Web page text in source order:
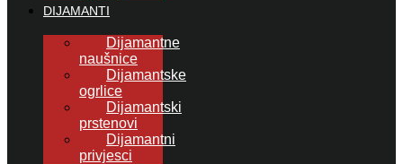
DIJAMANTI
Dijamantne
naušnice
Dijamantske
ogrlice
Dijamantski
prstenovi
Dijamantni
privjesci